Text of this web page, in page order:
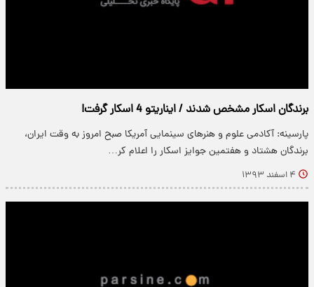
برندگان اسکار مشخص شدند / ایناریتو 4 اسکار گرفت!
پارسینه: آکادمی علوم و هنرهای سینمایی آمریکا صبح امروز به وقت ایران،
برندگان هشتاد و هفتمین جوایز اسکار را اعلام کر…
۴ اسفند ۱۳۹۳